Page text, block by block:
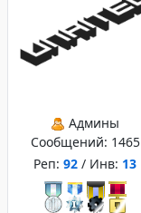
Админы
Сообщений: 1465
Реп: 92 / Инв: 13